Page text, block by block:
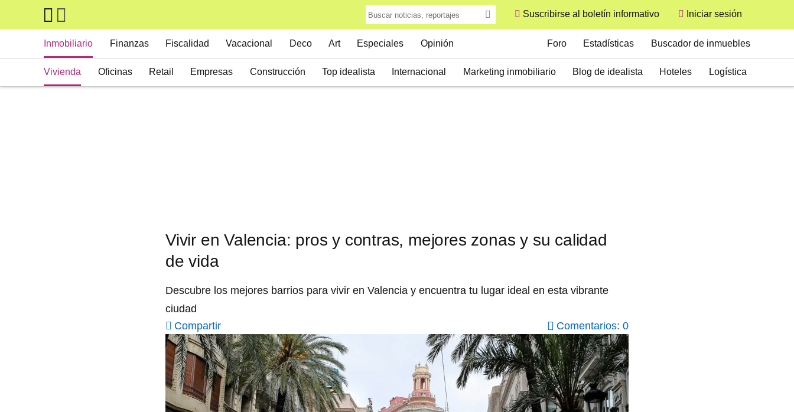
Skip to main content
Suscribirse al boletín informativo
User
Iniciar sesión
Inmobiliario
Vivienda Oficinas Retail Empresas Construcción Top idealista Internacional Marketing inmobiliario Blog de idealista Hoteles Logística
Finanzas Fiscalidad Vacacional Deco Art Especiales Opinión Foro Estadísticas Buscador de inmuebles
Vivir en Valencia: pros y contras, mejores zonas y su calidad
de vida
Descubre los mejores barrios para vivir en Valencia y encuentra tu lugar ideal en esta vibrante
ciudad
Compartir
Comentarios: 0